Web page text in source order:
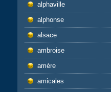
alphaville
alphonse
alsace
ambroise
amère
amicales